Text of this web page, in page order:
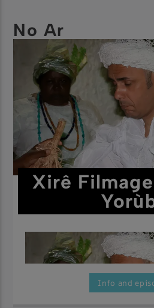
No Ar
Xirê
Info and